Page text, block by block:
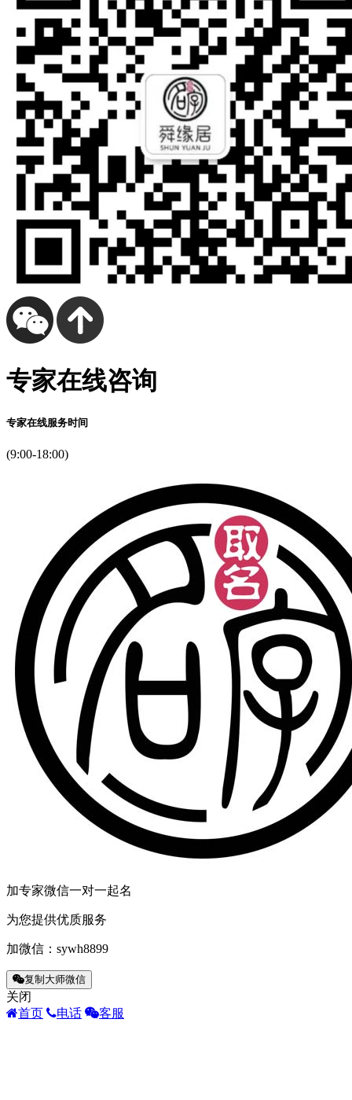
专家在线咨询
专家在线服务时间
(9:00-18:00)
加专家微信一对一起名
为您提供优质服务
加微信： sywh8899
复制大师微信
关闭
首页
电话 客服